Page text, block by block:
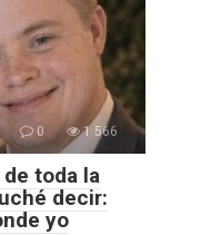
0 1 566
toda la
decir:
yo